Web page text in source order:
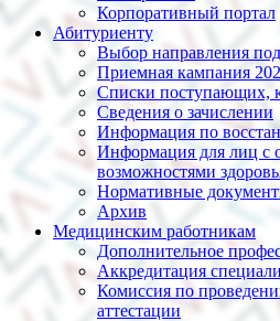
Корпоративный портал
Абитуриенту
Выбор направления
Приемная кампания
Списки поступающих,
Сведения о зачислении
Информация по
Информация для лиц с
возможностями
Нормативные
Архив
Медицинским работникам
Дополнительное
Аккредитация
Комиссия по
аттестации